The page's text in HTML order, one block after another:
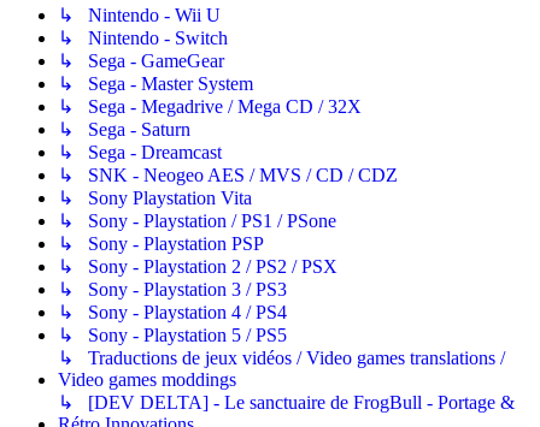
↳ Nintendo - Wii U
↳ Nintendo - Switch
↳ Sega - GameGear
↳ Sega - Master System
↳ Sega - Megadrive / Mega CD / 32X
↳ Sega - Saturn
↳ Sega - Dreamcast
↳ SNK - Neogeo AES / MVS / CD / CDZ
↳ Sony Playstation Vita
↳ Sony - Playstation / PS1 / PSone
↳ Sony - Playstation PSP
↳ Sony - Playstation 2 / PS2 / PSX
↳ Sony - Playstation 3 / PS3
↳ Sony - Playstation 4 / PS4
↳ Sony - Playstation 5 / PS5
↳ Traductions de jeux vidéos / Video games translations /
Video games moddings
↳ [DEV DELTA] - Le sanctuaire de FrogBull - Portage &